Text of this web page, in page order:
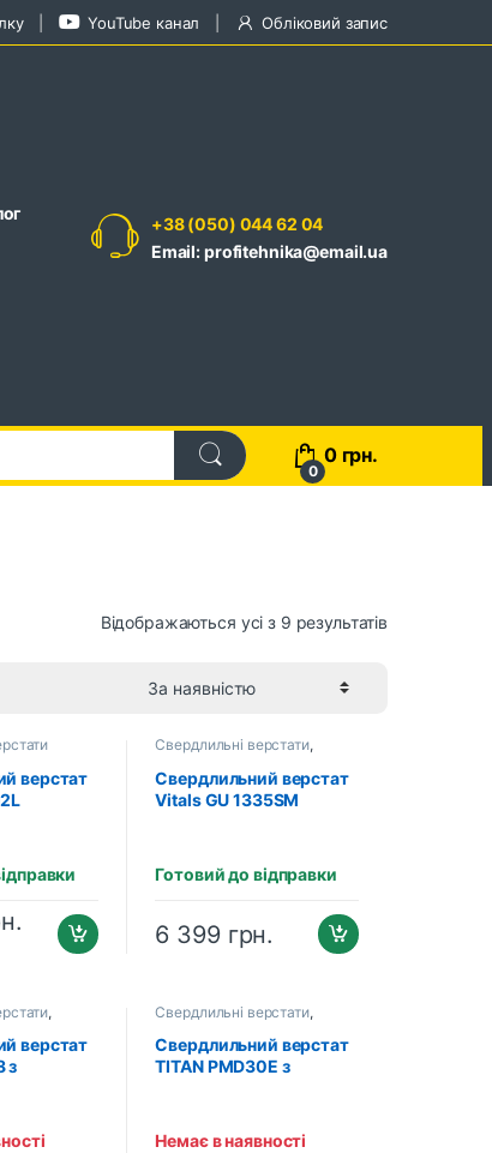
YouTube канал Обліковий запис
+38 (050) 044 62 04
Email: profitehnika@email.ua
0
0 грн.
Відображаються усі з 9 результатів
верстат
Свердлильні верстати,
Свердлильні верстати
Свердлильний верстат
Vitals GU 1335SM
Готовий до відправки
6 399 грн.
,
верстат
з
Свердлильні верстати,
Свердлильні верстати
Свердлильний верстат
TITAN PMD30Е з
Немає в наявності